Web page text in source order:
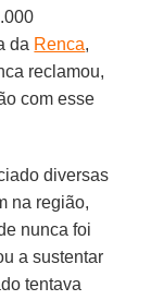
da Renca,
reclamou,
com esse
diversas
na região,
nunca foi
a sustentar
tentava